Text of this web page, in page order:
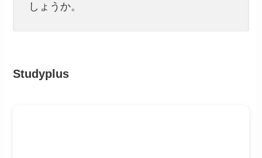
しょうか。
Studyplus